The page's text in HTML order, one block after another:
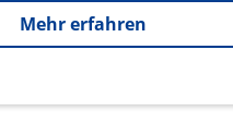
Mehr erfahren